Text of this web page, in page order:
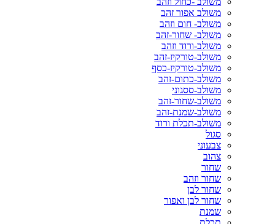
משולב אפור זהב
משולב- חום וזהב
משולב- שחור-זהב
משולב-ורוד וזהב
משולב-טורקיז-זהב
משולב-טורקיז-כסף
משולב-כתום-זהב
משולב-ססגוני
משולב-שחור-זהב
משולב-שמנת-זהב
משולב-תכלת ורוד
סגול
צבעוני
צהוב
שחור
שחור וזהב
שחור לבן
שחור לבן ואפור
שמנת